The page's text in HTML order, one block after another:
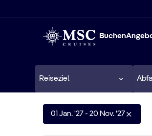
Buchen
Reiseziel
01 Jan. '27 - 20 Nov. '27